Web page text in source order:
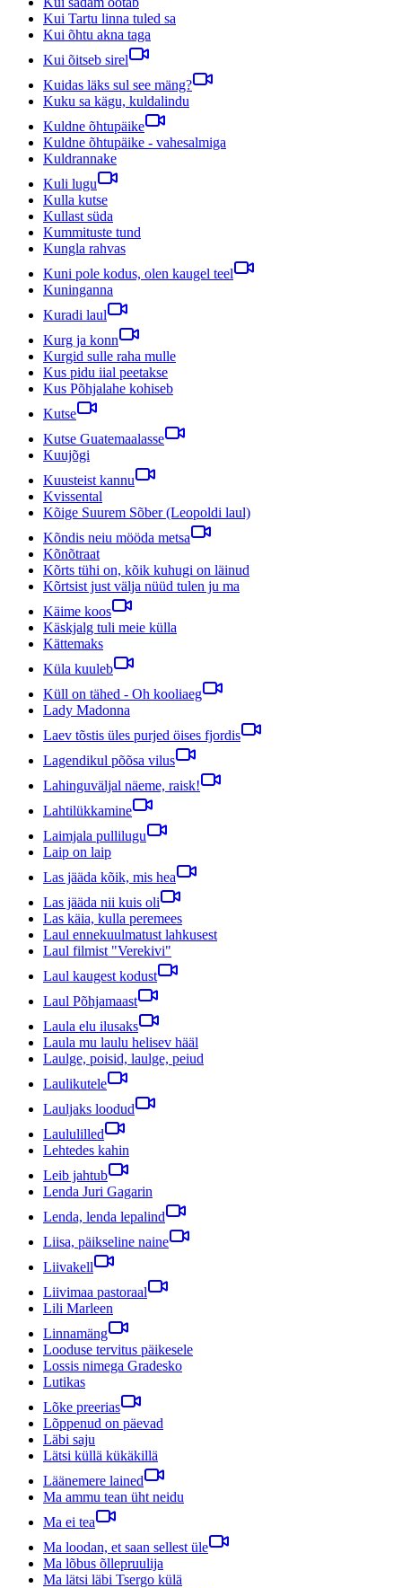
Kui Tartu linna tuled sa
Kui õhtu akna taga
Kui õitseb sirel
Kuidas läks sul see mäng?
Kuku sa kägu, kuldalindu
Kuldne õhtupäike
Kuldne õhtupäike - vahesalmiga
Kuldrannake
Kuli lugu
Kulla kutse
Kullast süda
Kummituste tund
Kungla rahvas
Kuni pole kodus, olen kaugel teel
Kuninganna
Kuradi laul
Kurg ja konn
Kurgid sulle raha mulle
Kus pidu iial peetakse
Kus Põhjalahe kohiseb
Kutse
Kutse Guatemaalasse
Kuujõgi
Kuusteist kannu
Kvissental
Kõige Suurem Sõber (Leopoldi laul)
Kõndis neiu mööda metsa
Kõnõtraat
Kõrts tühi on, kõik kuhugi on läinud
Kõrtsist just välja nüüd tulen ju ma
Käime koos
Käskjalg tuli meie külla
Kättemaks
Küla kuuleb
Küll on tähed - Oh kooliaeg
Lady Madonna
Laev tõstis üles purjed öises fjordis
Lagendikul põõsa vilus
Lahinguväljal näeme, raisk!
Lahtilükkamine
Laimjala pullilugu
Laip on laip
Las jääda kõik, mis hea
Las jääda nii kuis oli
Las käia, kulla peremees
Laul ennekuulmatust lahkusest
Laul filmist "Verekivi"
Laul kaugest kodust
Laul Põhjamaast
Laula elu ilusaks
Laula mu laulu helisev hääl
Laulge, poisid, laulge, peiud
Laulikutele
Lauljaks loodud
Laululilled
Lehtedes kahin
Leib jahtub
Lenda Juri Gagarin
Lenda, lenda lepalind
Liisa, päikseline naine
Liivakell
Liivimaa pastoraal
Lili Marleen
Linnamäng
Looduse tervitus päikesele
Lossis nimega Gradesko
Lutikas
Lõke preerias
Lõppenud on päevad
Läbi saju
Lätsi küllä kükäkillä
Läänemere lained
Ma ammu tean üht neidu
Ma ei tea
Ma loodan, et saan sellest üle
Ma lõbus õllepruulija
Ma lätsi läbi Tsergo külä